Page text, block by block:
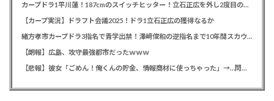
カープドラ1平川蓮！187cmのスイッチヒッター！立石正広を外し2度目の重複も新井監督がクジを引き当てる！【ドラフト会議2025】
【カープ実況】ドラフト会議2025！ドラ1立石正広の獲得なるか
緒方孝市カープドラ3指名で青学出禁！澤﨑俊和の逆指名まで10年間スカウト出禁
【朗報】広島、攻守最強都市だったｗｗｗ
【悲報】彼女「ごめん！俺くんの貯金、情報商材に使っちゃった」→…問い詰めたらギャン泣きされたんだが俺が悪いのか？